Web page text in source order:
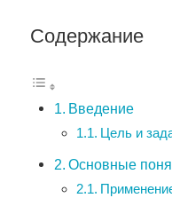
Содержание
Введение
Цель и
Основные